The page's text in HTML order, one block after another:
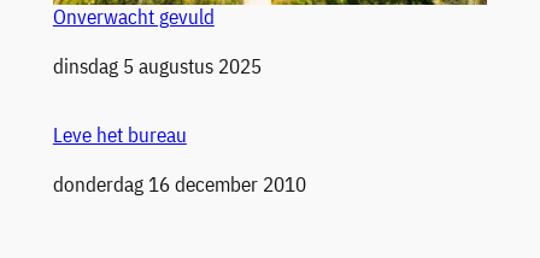
Onverwacht gevuld
Datum
dinsdag 5 augustus 2025
Leve het bureau
Datum
donderdag 16 december 2010